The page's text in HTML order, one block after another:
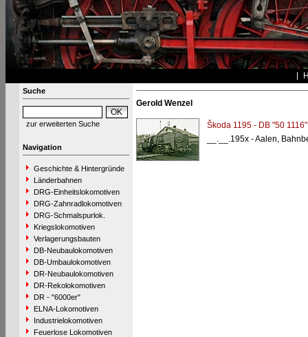
Suche
zur erweiterten Suche
Navigation
Geschichte & Hintergründe
Länderbahnen
DRG-Einheitslokomotiven
DRG-Zahnradlokomotiven
DRG-Schmalspurlok.
Kriegslokomotiven
Verlagerungsbauten
DB-Neubaulokomotiven
DB-Umbaulokomotiven
DR-Neubaulokomotiven
DR-Rekolokomotiven
DR - "6000er"
ELNA-Lokomotiven
Industrielokomotiven
Feuerlose Lokomotiven
Gerold Wenzel
Škoda 1195 - DB "50 1116"
__.__.195x - Aalen,